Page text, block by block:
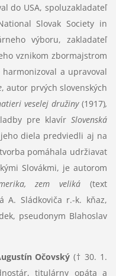
do USA, spoluzakladateľ
Slovak Society in
výboru, zakladateľ
vznikom zbormajstrom
a upravoval
, autor prvých slovenských
veselej družiny(1917),
pre klavírSlovenská
diela predviedli aj na
pomáhala udržiavať
Slovákmi, je autorom
zem veliká (text
A. Sládkoviča r.-k. kňaz,
pseudonym Blahoslav
Očovský († 30. 1.
titulárny opáta a